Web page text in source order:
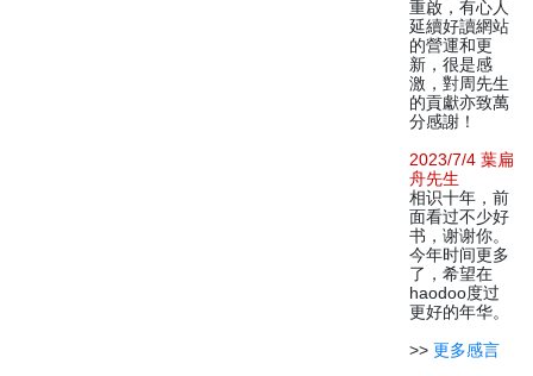
重啟，有心人
延續好讀網站
的營運和更
新，很是感
激，對周先生
的貢獻亦致萬
分感謝！
2023/7/4 葉扁
舟先生
相识十年，前
面看过不少好
书，谢谢你。
今年时间更多
了，希望在
haodoo度过
更好的年华。
>> 更多感言